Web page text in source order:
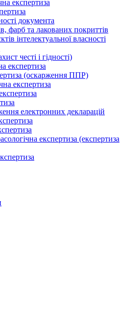
експертиза
документа
фарб та лакованих покриттів
інтелектуальної власності
честі і гідності)
експертиза
(оскарження ППР)
експертиза
електронних декларацій
експертиза (експертиза